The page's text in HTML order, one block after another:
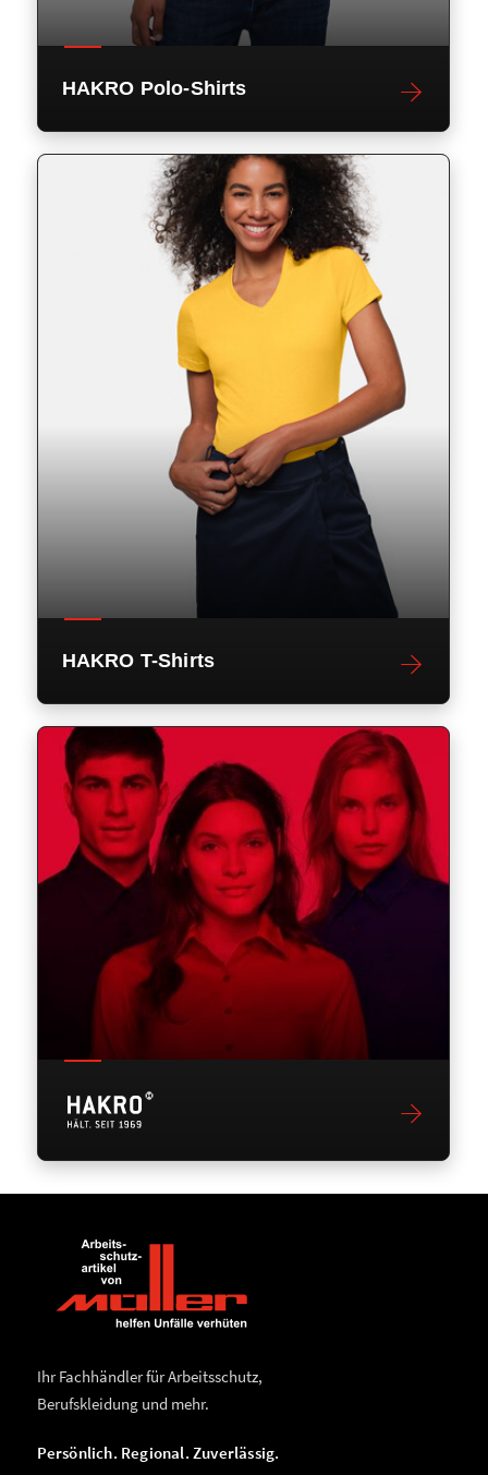
HAKRO Polo-Shirts
HAKRO T-Shirts
Ihr Fachhändler für Arbeitsschutz,
Berufskleidung und mehr.
Persönlich. Regional. Zuverlässig.